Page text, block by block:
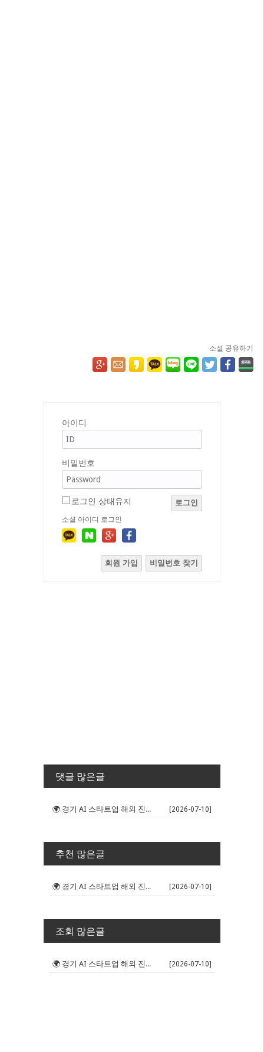
소셜 공유하기
아이디
비밀번호
로그인 상태유지 로그인
소셜 아이디 로그인
회원 가입 비밀번호 찾기
댓글 많은글
🌍 경기 AI 스타트업 해외 진출 판... [2026-07-10]
추천 많은글
🌍 경기 AI 스타트업 해외 진출 판... [2026-07-10]
조회 많은글
🌍 경기 AI 스타트업 해외 진출 판... [2026-07-10]